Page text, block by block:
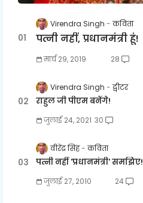
Virendra Singh कविता
पत्नी नहीं, प्रधानमंत्री हूं!
मार्च 29, 2019 28
Virendra Singh ट्वीटर
राहुल जी पीएम बनेंगे!
जुलाई 24, 2021 30
वीरेंद्र सिंह कविता
पत्नी नहीं 'प्रधानमंत्री' समझिए!
जुलाई 27, 2010 24